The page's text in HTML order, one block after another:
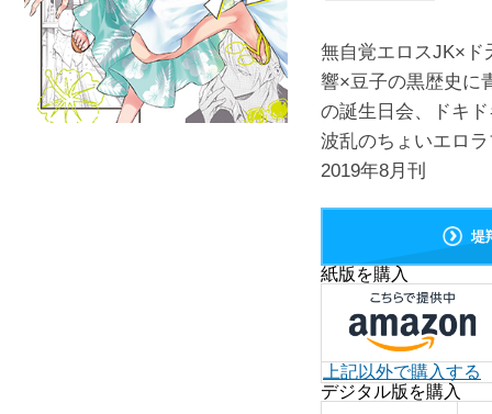
無自覚エロスJK×
響×豆子の黒歴史に
の誕生日会、ドキ
波乱のちょいエロ
2019年8月刊
堤
紙版を購入
上記以外で購入する
デジタル版を購入